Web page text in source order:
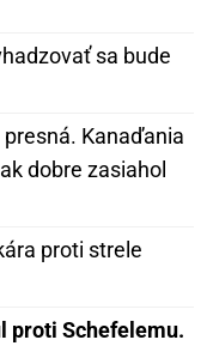
sa bude
Kanaďania
dobre zasiahol
proti strele
proti Schefelemu.